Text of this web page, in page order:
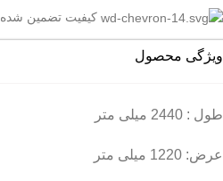
کیفیت تضمین شده
ویژگی محصول
طول : 2440 میلی متر
عرض: 1220 میلی متر